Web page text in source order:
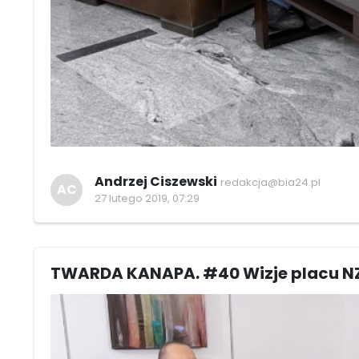
AC Andrzej Ciszewski redakcja@bia24.pl
27 lutego 2019, 07:29
TWARDA KANAPA. #40 Wizje placu